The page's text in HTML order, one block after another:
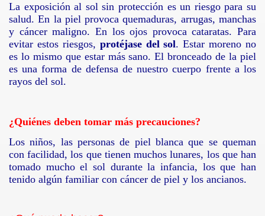
La exposición al sol sin protección es un riesgo para su
salud. En la piel provoca quemaduras, arrugas, manchas
y cáncer maligno. En los ojos provoca cataratas. Para
evitar estos riesgos, protéjase del sol. Estar moreno no
es lo mismo que estar más sano. El bronceado de la piel
es una forma de defensa de nuestro cuerpo frente a los
rayos del sol.
¿Quiénes deben tomar más precauciones?
Los niños, las personas de piel blanca que se queman
con facilidad, los que tienen muchos lunares, los que han
tomado mucho el sol durante la infancia, los que han
tenido algún familiar con cáncer de piel y los ancianos.
AUTORREGULADA